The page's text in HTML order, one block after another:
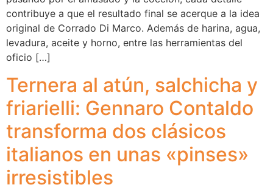
contribuye a que el resultado final se acerque a la idea
original de Corrado Di Marco. Además de harina, agua,
levadura, aceite y horno, entre las herramientas del
oficio […]
Ternera al atún, salchicha y
friarielli: Gennaro Contaldo
transforma dos clásicos
italianos en unas «pinses»
irresistibles